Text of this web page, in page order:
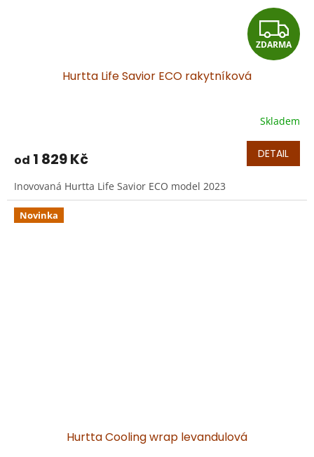
Z
D
R
M
A
ZDARMA
Hurtta Life Savior ECO rakytníková
je
z
5
hvězdiček.
Skladem
od 1 829 Kč DETAIL
Inovovaná Hurtta Life Savior ECO model 2023
Novinka
Hurtta Cooling wrap levandulová